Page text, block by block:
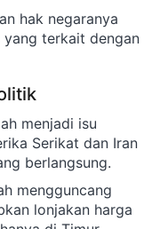
hak negaranya
terkait dengan
menjadi isu
Serikat dan Iran
berlangsung.
mengguncang
lonjakan harga